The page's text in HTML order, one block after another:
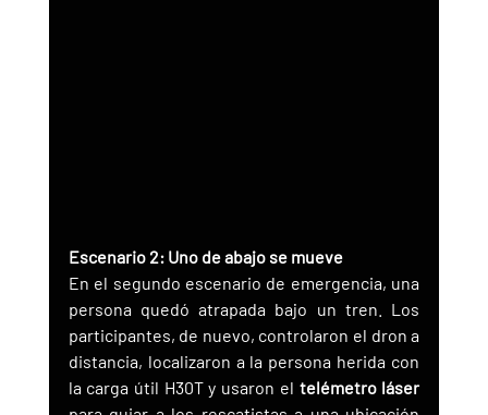
Escenario 2: Uno de abajo se mueve
En el segundo escenario de emergencia, una
persona quedó atrapada bajo un tren. Los
participantes, de nuevo, controlaron el dron a
distancia, localizaron a la persona herida con
la carga útil H30T y usaron el telémetro láser